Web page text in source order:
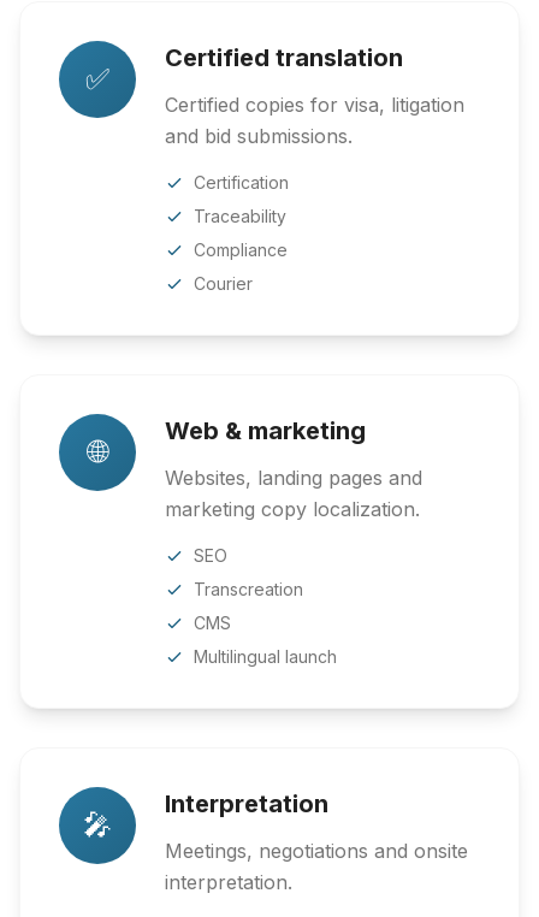
✅
Certified translation
Certified copies for visa, litigation
and bid submissions.
Certification
Traceability
Compliance
Courier
🌐
Web & marketing
Websites, landing pages and
marketing copy localization.
SEO
Transcreation
CMS
Multilingual launch
🎤
Interpretation
Meetings, negotiations and onsite
interpretation.